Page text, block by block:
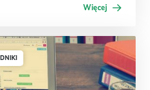
Więcej